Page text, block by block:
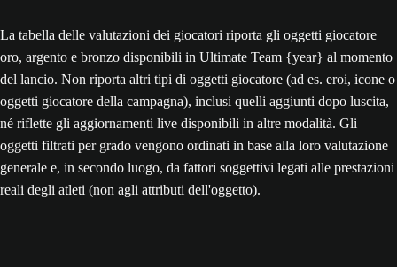
La tabella delle valutazioni dei giocatori riporta gli oggetti giocatore
oro, argento e bronzo disponibili in Ultimate Team {year} al momento
del lancio. Non riporta altri tipi di oggetti giocatore (ad es. eroi, icone o
oggetti giocatore della campagna), inclusi quelli aggiunti dopo luscita,
né riflette gli aggiornamenti live disponibili in altre modalità. Gli
oggetti filtrati per grado vengono ordinati in base alla loro valutazione
generale e, in secondo luogo, da fattori soggettivi legati alle prestazioni
reali degli atleti (non agli attributi dell'oggetto).